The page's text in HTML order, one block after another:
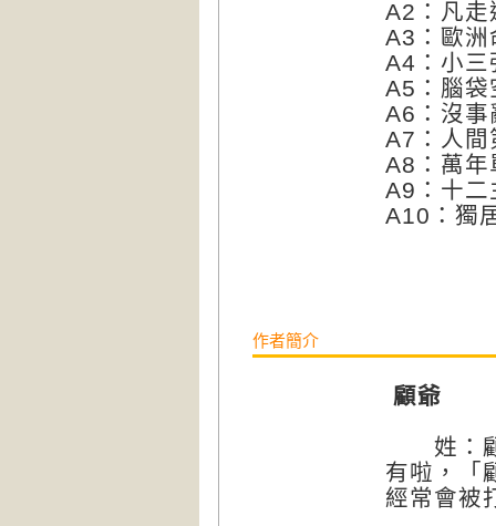
A2：凡
A3：歐
A4：小
A5：腦
A6：沒
A7：人
A8：萬
A9：十
A10：獨
作者簡介
顧爺
姓：顧
有啦，「
經常會被